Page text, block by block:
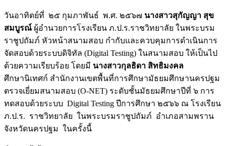
วันอาทิตย์ที่ ๒๕ กุมภาพันธ์ พ.ศ. ๒๕๖๗ นางสาวสุกัญญา สุข
สมบูรณ์ ผู้อำนวยการโรงเรียน ภ.ป.ร.ราชวิทยาลัย ในพระบรม
ราชูปถัมภ์ หัวหน้าสนามสอบ กํากับและควบคุมการดําเนินการ
จัดสอบด้วยระบบดิจิทัล (Digital Testing) ในสนามสอบ ให้เป็นไป
ด้วยความเรียบร้อย โดยมี นางสาวกุลธิดา สิทธิมงคล
ศึกษานิเทศก์ สำนักงานเขตพื้นที่การศึกษามัธยมศึกษานครปฐม
ตรวจเยี่ยมสนามสอบ (O-NET) ระดับชั้นมัธยมศึกษาปีที่ ๖ การ
ทดสอบด้วยระบบ Digital Testing ปีการศึกษา ๒๕๖๖ ณ โรงเรียน
ภ.ป.ร. ราชวิทยาลัย ในพระบรมราชูปถัมภ์ อำเภอสามพราน
จังหวัดนครปฐม ในครั้งนี้